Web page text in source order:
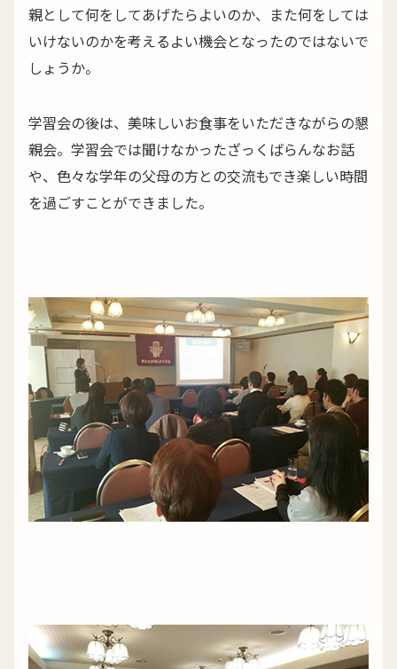
親として何をしてあげたらよいのか、また何をしては
いけないのかを考えるよい機会となったのではないで
しょうか。
学習会の後は、美味しいお食事をいただきながらの懇
親会。学習会では聞けなかったざっくばらんなお話
や、色々な学年の父母の方との交流もでき楽しい時間
を過ごすことができました。